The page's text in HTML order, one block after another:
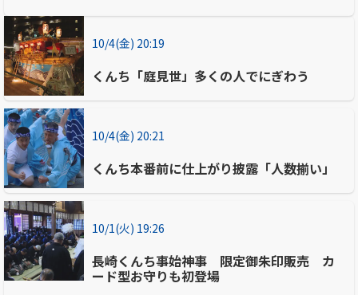
10/4(金) 20:19
くんち「庭見世」多くの人でにぎわう
10/4(金) 20:21
くんち本番前に仕上がり披露「人数揃い」
10/1(火) 19:26
長崎くんち事始神事 限定御朱印販売 カ
ード型お守りも初登場